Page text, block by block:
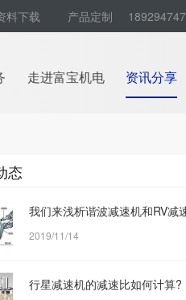
料下载 产品定制
走进富宝机电 资讯分享
态
2019/11/14
行星减速机的减速比如何计算?